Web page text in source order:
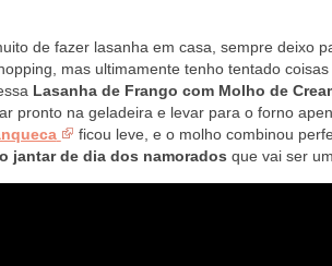
de fazer lasanha em casa, sempre deixo
mas ultimamente tenho tentado
Lasanha de Frango com Molho de
pronto na geladeira e levar para o forno
ficou leve, e o molho combinou
jantar de dia dos namoradosque vai ser